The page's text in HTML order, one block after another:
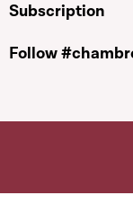
Subscription
Follow